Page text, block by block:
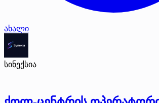
ახალი
სინექსია